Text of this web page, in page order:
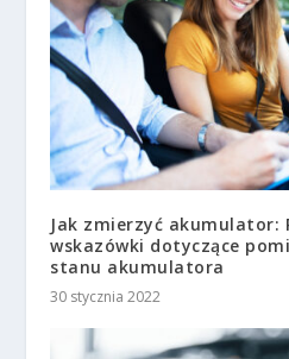
Jak zmierzyć akumulator:
wskazówki dotyczące
stanu akumulatora
30 stycznia 2022